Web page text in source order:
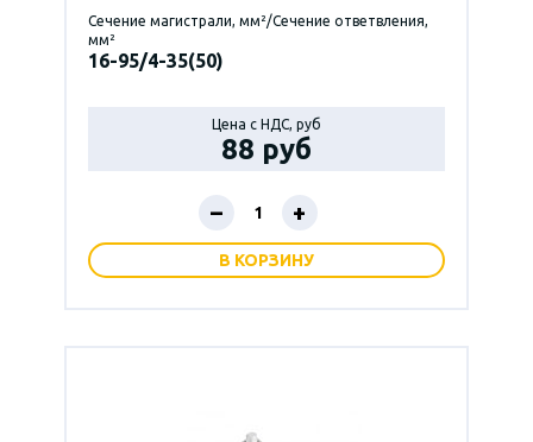
Сечение магистрали, мм²/Сечение ответвления,
мм²
16-95/4-35(50)
Цена с НДС, руб
88 руб
– +
В КОРЗИНУ